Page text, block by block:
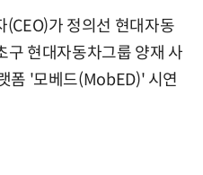
(CEO)가 정의선 현대자동
구 현대자동차그룹 양재 사
폼 '모베드(MobED)' 시연